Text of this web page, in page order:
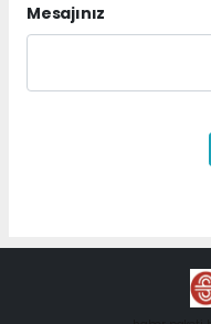
Mesajınız